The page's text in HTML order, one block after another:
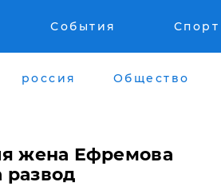
События Спорт
россия Общество
жена Ефремова
развод